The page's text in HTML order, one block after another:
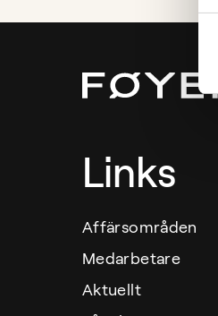
Links
Affärsområden
Medarbetare
Aktuellt